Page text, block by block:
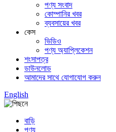
পণ্য সংবাদ
কোম্পানির খবর
ব্যবসায়ের খবর
কেস
ভিডিও
পণ্য অ্যাপ্লিকেশন
শংসাপত্র
ডাউনলোড
আমাদের সাথে যোগাযোগ করুন
English
বাড়ি
পণ্য